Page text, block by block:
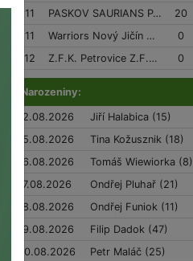
11
PASKOV SAURIANS PASKOV SAURIANS 20
11
Warriors Nový Jičín Warriors Nový Jičín 0
12
Z.F.K. Petrovice Z.F.K. Petrovice 0
Narozeniny:
12.08.2026
Jiří Halabica (15)
15.08.2026
Tina Kožusznik (18)
16.08.2026
Tomáš Wiewiorka (8)
17.08.2026
Ondřej Pluhař (21)
18.08.2026
Ondřej Funiok (11)
19.08.2026
Filip Dadok (47)
20.08.2026
Petr Maláč (25)